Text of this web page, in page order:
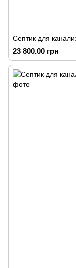
Септик для
23 800.00 грн